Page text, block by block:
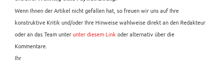
Wenn Ihnen der Artikel nicht gefallen hat, so freuen wir uns auf Ihre
konstruktive Kritik und/oder Ihre Hinweise wahlweise direkt an den Redakteur
oder an das Team unterunter diesem Link oder alternativ über die
Kommentare.
Ihr